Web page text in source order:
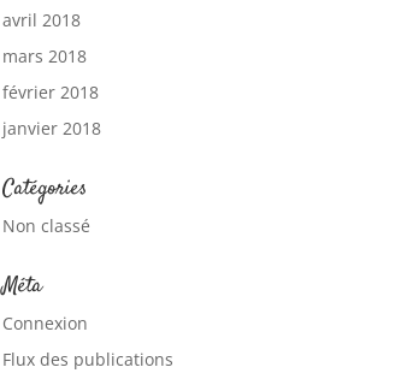
avril 2018
mars 2018
février 2018
janvier 2018
Catégories
Non classé
Méta
Connexion
Flux des publications